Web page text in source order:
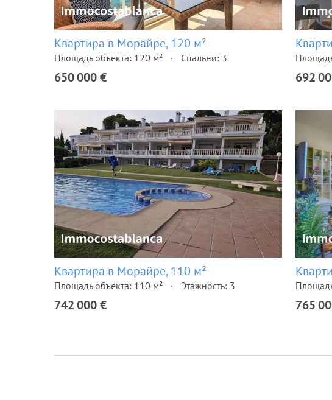
Квартира в Морайре, 120 м²
Площадь объекта: 120 м² Спальни: 3
650 000 € 692
Квартира в Морайре, 110 м²
Площадь объекта: 110 м² Этажность: 3
742 000 € 765